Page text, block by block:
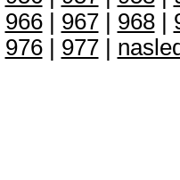
966| 967| 968|
976| 977|